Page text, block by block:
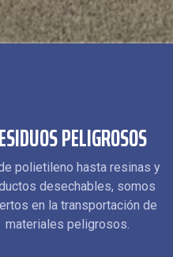
PELIGROSOS
polietileno hasta resinas y
desechables, somos
en la transportación de
materiales peligrosos.